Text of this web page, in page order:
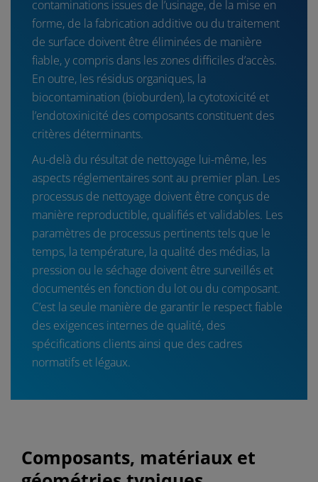
contaminations issues de l’usinage, de la mise en
forme, de la fabrication additive ou du traitement
de surface doivent être éliminées de manière
fiable, y compris dans les zones difficiles d’accès.
En outre, les résidus organiques, la
biocontamination (bioburden), la cytotoxicité et
l’endotoxinicité des composants constituent des
critères déterminants.
Au-delà du résultat de nettoyage lui-même, les
aspects réglementaires sont au premier plan. Les
processus de nettoyage doivent être conçus de
manière reproductible, qualifiés et validables. Les
paramètres de processus pertinents tels que le
temps, la température, la qualité des médias, la
pression ou le séchage doivent être surveillés et
documentés en fonction du lot ou du composant.
C’est la seule manière de garantir le respect fiable
des exigences internes de qualité, des
spécifications clients ainsi que des cadres
normatifs et légaux.
Composants, matériaux et